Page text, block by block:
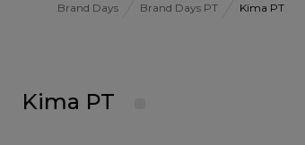
Brand Days Brand Days PT Kima PT
Kima PT